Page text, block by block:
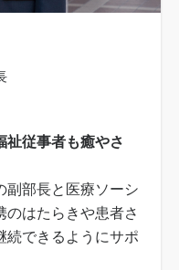
祉従事者も癒やさ
副部長と医療ソーシ
のはたらきや患者さ
続できるようにサポ